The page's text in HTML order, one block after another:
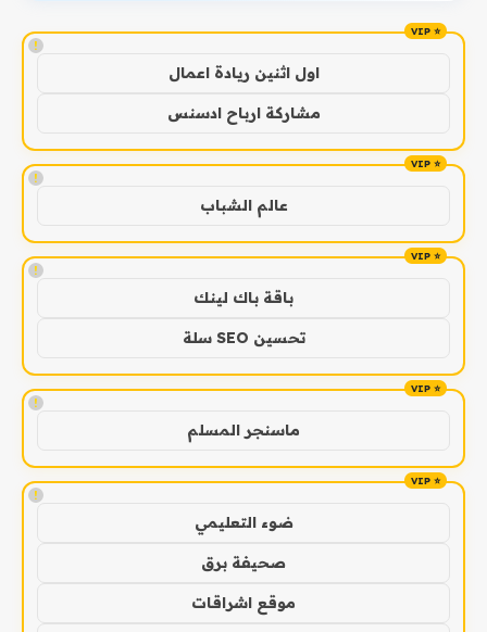
!
اول اثنين ريادة اعمال
مشاركة ارباح ادسنس
!
عالم الشباب
!
باقة باك لينك
تحسين SEO سلة
!
ماسنجر المسلم
!
ضوء التعليمي
صحيفة برق
موقع اشراقات